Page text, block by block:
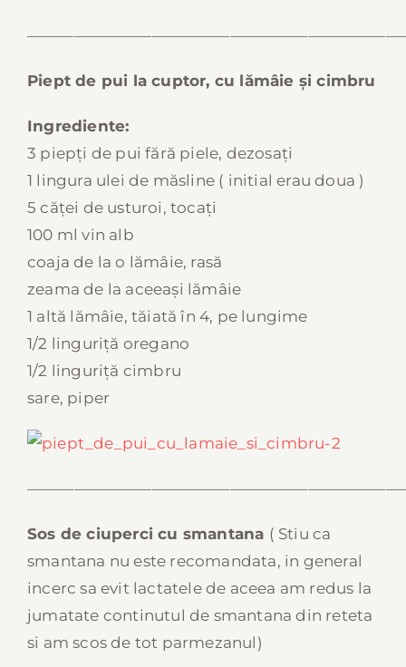
Piept de pui la cuptor, cu lămâie și cimbru
Ingrediente:
3 piepți de pui fără piele, dezosați
1 lingura ulei de măsline ( initial erau doua )
5 căței de usturoi, tocați
100 ml vin alb
coaja de la o lămâie, rasă
zeama de la aceeași lămâie
1 altă lămâie, tăiată în 4, pe lungime
1/2 linguriță oregano
1/2 linguriță cimbru
sare, piper
Sos de ciuperci cu smantana ( Stiu ca
smantana nu este recomandata, in general
incerc sa evit lactatele de aceea am redus la
jumatate continutul de smantana din reteta
si am scos de tot parmezanul)